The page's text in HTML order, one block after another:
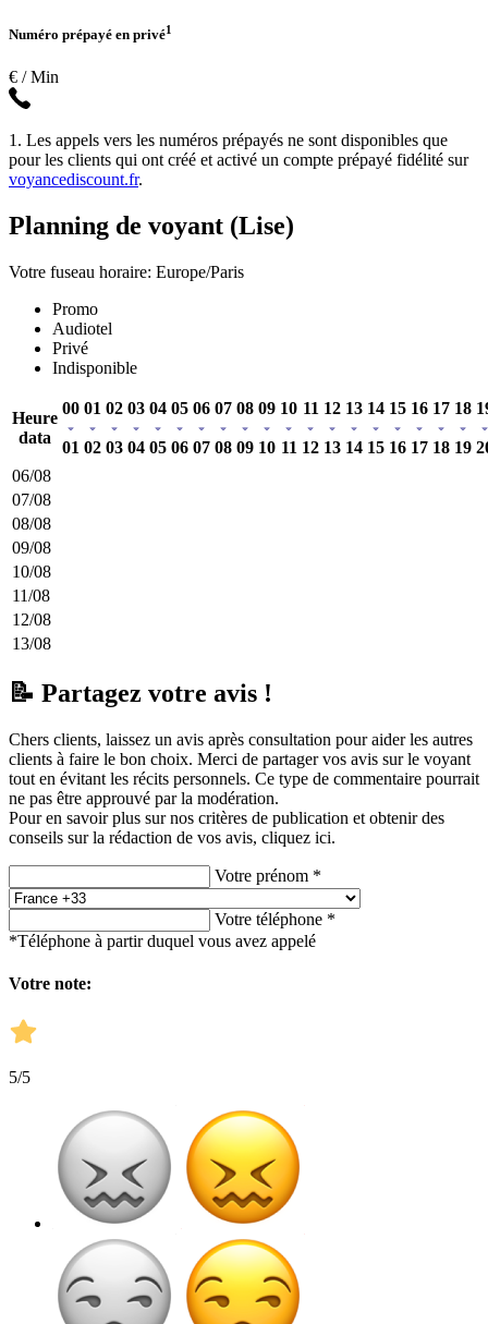
Numéro prépayé en privé1
€ / Min
1. Les appels vers les numéros prépayés ne sont disponibles que
pour les clients qui ont créé et activé un compte prépayé fidélité sur
voyancediscount.fr.
Planning de voyant (Lise)
Votre fuseau horaire: Europe/Paris
Promo
Audiotel
Privé
Indisponible
Heure
data
00
01
01
02
02
03
03
04
04
05
05
06
06
07
07
08
08
09
09
10
10
11
11
12
12
13
13
14
14
15
15
16
16
17
17
18
18
19
06/08
07/08
08/08
09/08
10/08
11/08
12/08
13/08
📝 Partagez votre avis !
Chers clients, laissez un avis après consultation pour aider les autres
clients à faire le bon choix. Merci de partager vos avis sur le voyant
tout en évitant les récits personnels. Ce type de commentaire pourrait
ne pas être approuvé par la modération.
Pour en savoir plus sur nos critères de publication et obtenir des
conseils sur la rédaction de vos avis, cliquez ici.
Votre prénom *
Votre téléphone *
*Téléphone à partir duquel vous avez appelé
Votre note:
5/5